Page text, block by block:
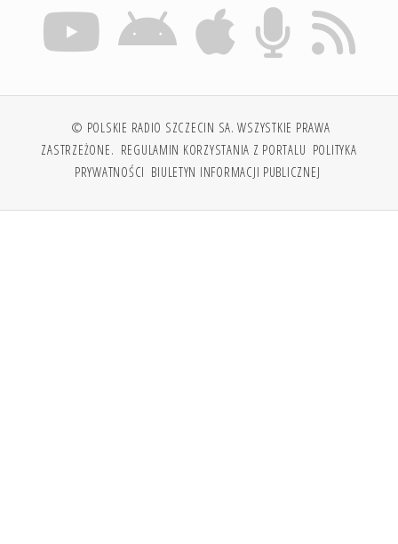
© POLSKIE RADIO SZCZECIN SA. WSZYSTKIE PRAWA
ZASTRZEŻONE. REGULAMIN KORZYSTANIA Z PORTALU POLITYKA
PRYWATNOŚCI BIULETYN INFORMACJI PUBLICZNEJ